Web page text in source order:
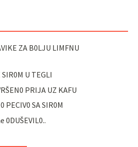
ZA B0LJU LIMFNU
U TEGLI
PRIJA UZ KAFU
PECIV0 SA SIR0M
0DUŠEVIL0..